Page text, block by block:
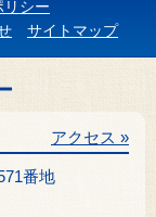
リシー
サイトマップ
番地
アクセス »